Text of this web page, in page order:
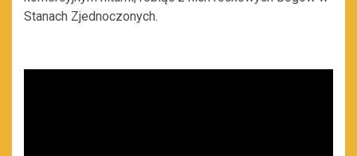
Stanach Zjednoczonych.